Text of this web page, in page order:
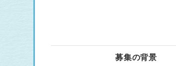
募集の背景